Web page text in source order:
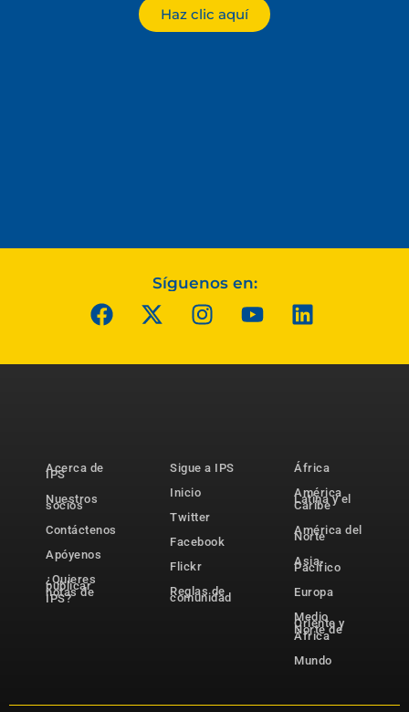
Haz clic aquí
Síguenos en:
Acerca de
IPS
Nuestros
socios
Contáctenos
Apóyenos
¿Quieres
publicar
notas de
IPS?
Sigue a IPS
Inicio
Twitter
Facebook
Flickr
Reglas de
comunidad
África
América
Latina y el
Caribe
América del
Norte
Asia-
Pacífico
Europa
Medio
Oriente y
Norte de
África
Mundo